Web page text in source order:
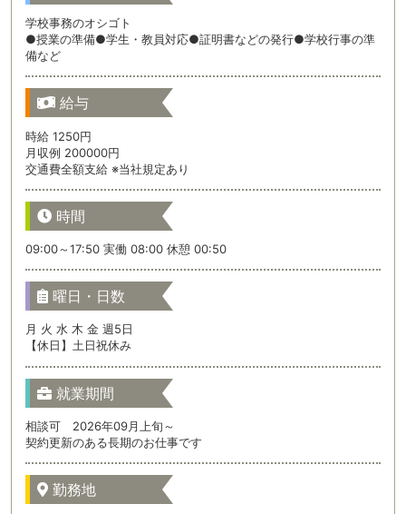
学校事務のオシゴト
●授業の準備●学生・教員対応●証明書などの発行●学校行事の準
備など
給与
時給 1250円
月収例 200000円
交通費全額支給 ※当社規定あり
時間
09:00～17:50 実働 08:00 休憩 00:50
曜日・日数
月 火 水 木 金 週5日
【休日】土日祝休み
就業期間
相談可 2026年09月上旬～
契約更新のある長期のお仕事です
勤務地